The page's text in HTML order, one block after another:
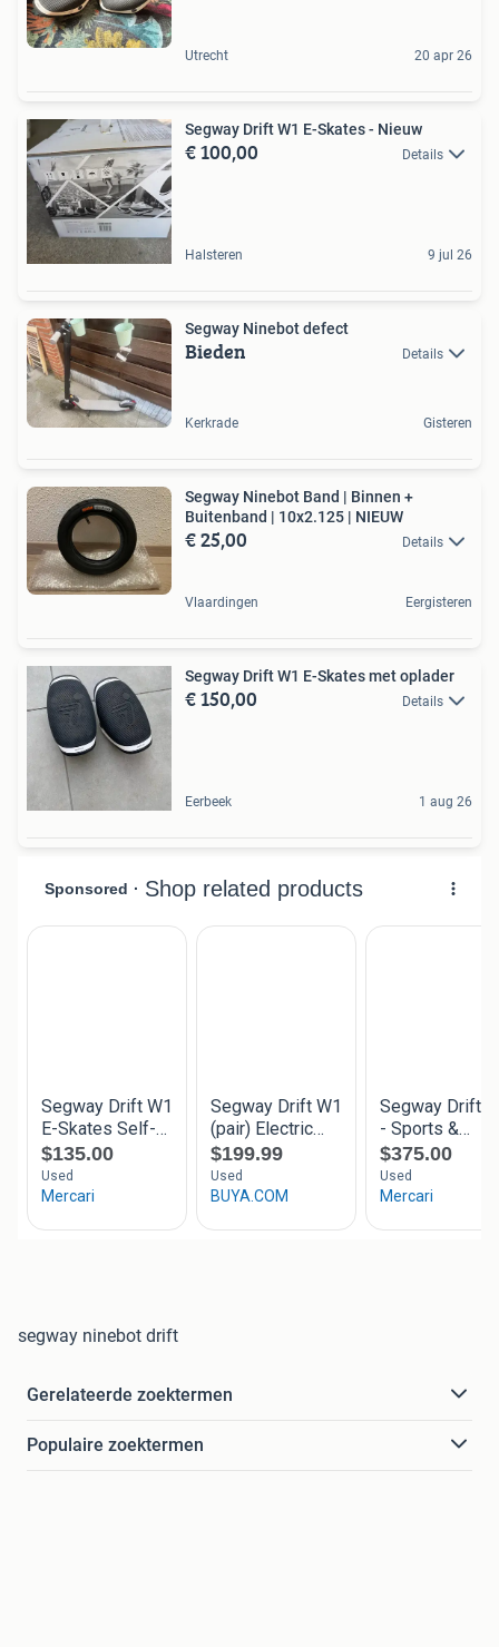
Utrecht 20 apr 26
Segway Drift W1 E-Skates - Nieuw
€ 100,00 Details
Halsteren 9 jul 26
Segway Ninebot defect
Bieden Details
Kerkrade Gisteren
Segway Ninebot Band | Binnen +
Buitenband | 10x2.125 | NIEUW
€ 25,00 Details
Vlaardingen Eergisteren
Segway Drift W1 E-Skates met oplader
€ 150,00 Details
Eerbeek 1 aug 26
segway ninebot drift
Gerelateerde zoektermen
Populaire zoektermen